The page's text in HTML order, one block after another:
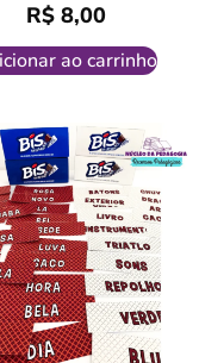
R$8,00
ao carrinho